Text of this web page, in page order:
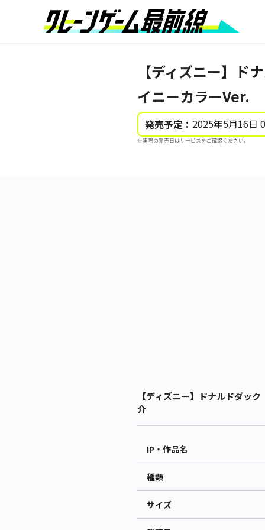
【ディズニー】
イニーカラーVer.
発売予定： 2025年5月16日
※実際の発売日はサービスをご確認ください。
【ディズニー】ドナルドダ
介
IP・作品名
種類
サイズ